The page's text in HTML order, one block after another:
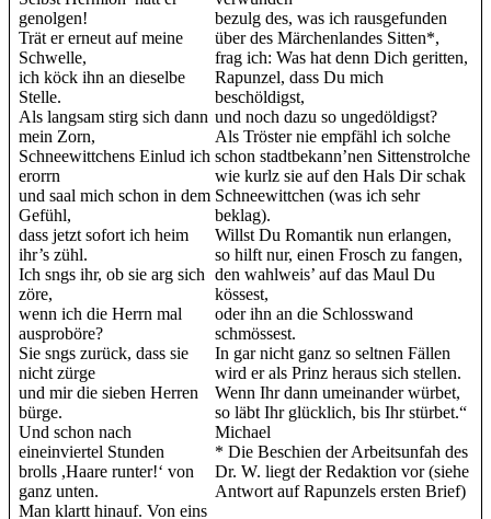
genolgen!
Trät er erneut auf meine
Schwelle,
ich köck ihn an dieselbe
Stelle.
Als langsam stirg sich dann
mein Zorn,
Schneewittchens Einlud ich
erorrn
und saal mich schon in dem
Gefühl,
dass jetzt sofort ich heim
ihr’s zühl.
Ich sngs ihr, ob sie arg sich
zöre,
wenn ich die Herrn mal
ausproböre?
Sie sngs zurück, dass sie
nicht zürge
und mir die sieben Herren
bürge.
Und schon nach
eineinviertel Stunden
brolls ,Haare runter!‘ von
ganz unten.
Man klartt hinauf. Von eins
bezulg des, was ich rausgefunden
über des Märchenlandes Sitten*,
frag ich: Was hat denn Dich geritten,
Rapunzel, dass Du mich
beschöldigst,
und noch dazu so ungedöldigst?
Als Tröster nie empfähl ich solche
schon stadtbekann’nen Sittenstrolche
wie kurlz sie auf den Hals Dir schak
Schneewittchen (was ich sehr
beklag).
Willst Du Romantik nun erlangen,
so hilft nur, einen Frosch zu fangen,
den wahlweis’ auf das Maul Du
kössest,
oder ihn an die Schlosswand
schmössest.
In gar nicht ganz so seltnen Fällen
wird er als Prinz heraus sich stellen.
Wenn Ihr dann umeinander würbet,
so läbt Ihr glücklich, bis Ihr stürbet.“
Michael
* Die Beschien der Arbeitsunfah des
Dr. W. liegt der Redaktion vor (siehe
Antwort auf Rapunzels ersten Brief)